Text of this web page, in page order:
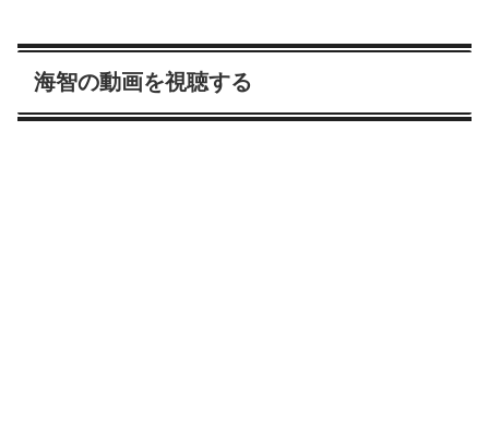
海智の動画を視聴する